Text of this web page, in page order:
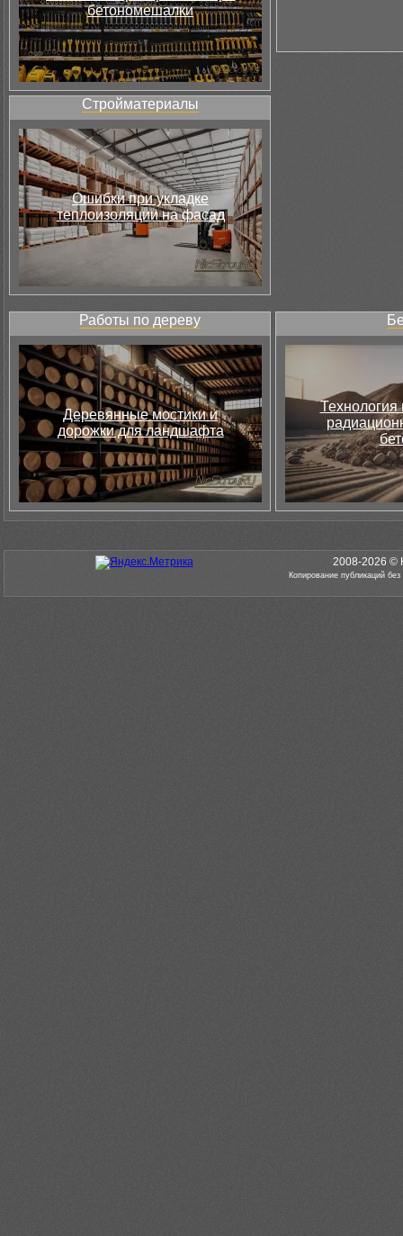
бетономешалки
Стройматериалы
Ошибки при укладке
теплоизоляции на фасад
Работы по дереву
Деревянные мостики и
дорожки для ландшафта
Технология
2008-2026 ©
Копирование публикаций